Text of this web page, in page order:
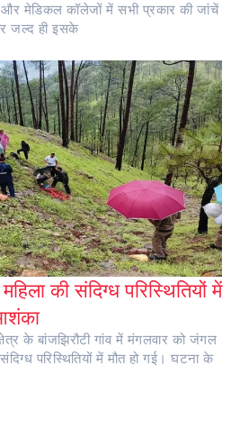
और मेडिकल कॉलेजों में सभी प्रकार की जांचें
जल्द ही इसके
की संदिग्ध परिस्थितियों में
के बांजझिरौटी गांव में मंगलवार को जंगल
परिस्थितियों में मौत हो गई। घटना के